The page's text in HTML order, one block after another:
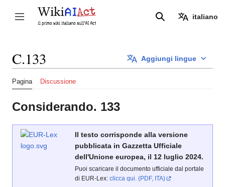
contenuto
Attiva/disattiva la barra laterale Ricerca italiano
Aggiungi lingue
C.133
Pagina Discussione
Considerando. 133
Il testo corrisponde alla versione
pubblicata in Gazzetta Ufficiale
dell'Unione europea, il 12 luglio 2024.
Puoi scaricare il documento ufficiale dal portale
di EUR-Lex: clicca qui. (PDF, ITA)